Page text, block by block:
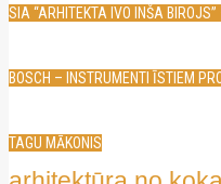
SIA “ARHITEKTA IVO INŠA
BOSCH – INSTRUMENTI ĪSTIEM
TAGU MĀKONIS